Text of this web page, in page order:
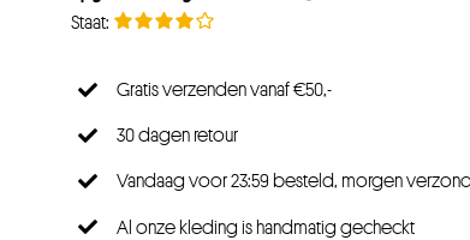
Gratis verzenden vanaf €50,-
30 dagen retour
Vandaag voor 23:59 besteld, morgen
Al onze kleding is handmatig gecheckt